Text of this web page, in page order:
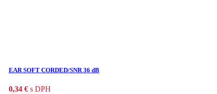
EAR SOFT CORDED/SNR 36 dB
0,34 € s DPH